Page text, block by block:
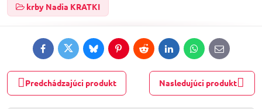
krby Nadia KRATKI
FacebookTwitterBlueskyPinterestRedditLinkedInWhatsApp
E-
mail
Predchádzajúci produkt Nasledujúci produkt